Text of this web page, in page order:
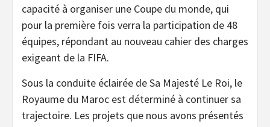
capacité à organiser une Coupe du monde, qui
pour la première fois verra la participation de 48
équipes, répondant au nouveau cahier des charges
exigeant de la FIFA.
Sous la conduite éclairée de Sa Majesté Le Roi, le
Royaume du Maroc est déterminé à continuer sa
trajectoire. Les projets que nous avons présentés